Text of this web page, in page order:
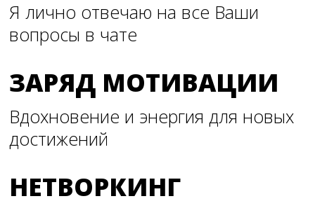
Я лично отвечаю на все Ваши
вопросы в чате
ЗАРЯД МОТИВАЦИИ
Вдохновение и энергия для новых
достижений
НЕТВОРКИНГ